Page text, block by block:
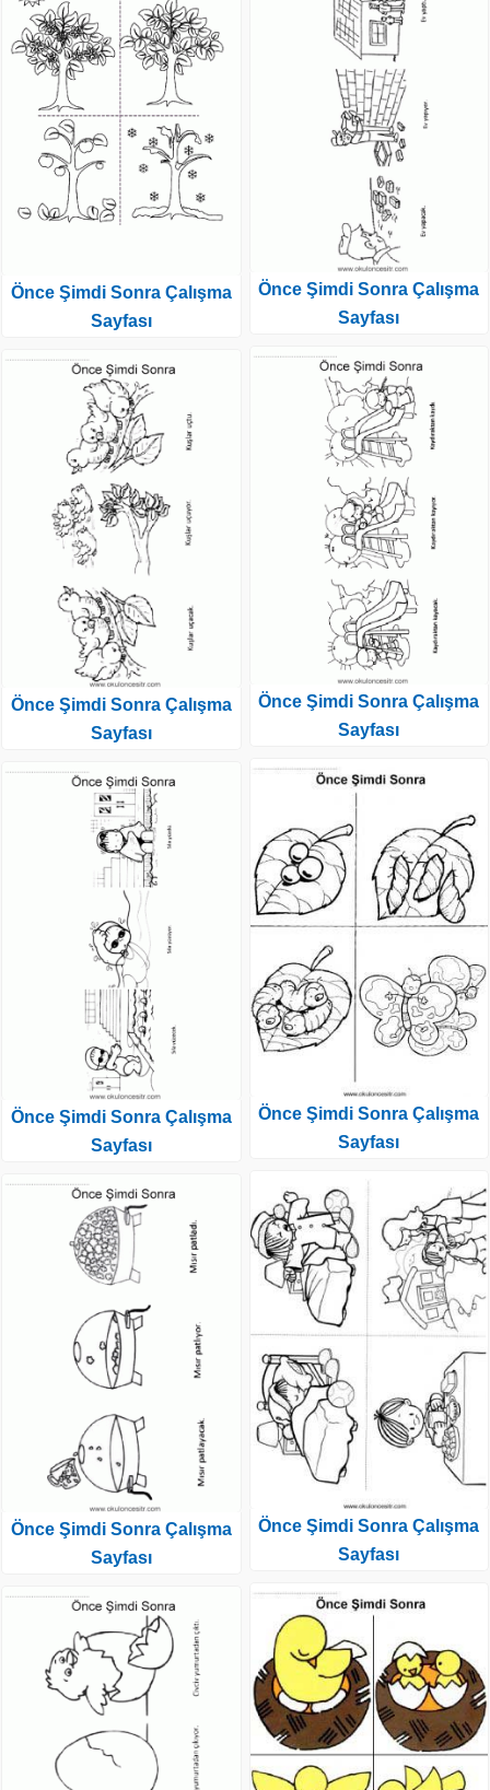
Önce Şimdi Sonra Çalışma
Sayfası
Önce Şimdi Sonra Çalışma
Sayfası
Önce Şimdi Sonra Çalışma
Sayfası
Önce Şimdi Sonra Çalışma
Sayfası
Önce Şimdi Sonra Çalışma
Sayfası
Önce Şimdi Sonra Çalışma
Sayfası
Önce Şimdi Sonra Çalışma
Sayfası
Önce Şimdi Sonra Çalışma
Sayfası